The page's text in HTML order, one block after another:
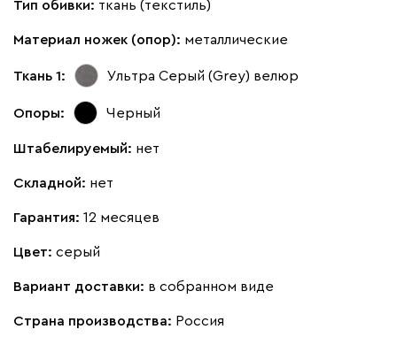
Тип обивки: ткань (текстиль)
Материал ножек (опор): металлические
Ткань 1: Ультра Серый (Grey) велюр
Опоры: Черный
Штабелируемый: нет
Складной: нет
Гарантия: 12 месяцев
Цвет: серый
Вариант доставки: в собранном виде
Страна производства: Россия